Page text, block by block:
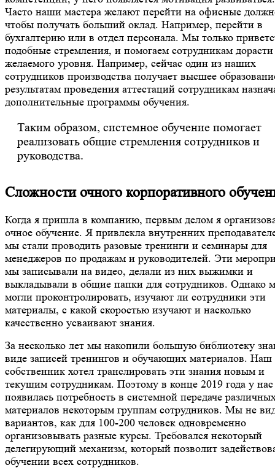
Часто наши мастера желают перейти на офисные
чтобы получать больший оклад. Например, перейти в
бухгалтерию или в отдел персонала. Мы только
подобные стремления, и помогаем сотрудникам
желаемого уровня. Например, сейчас один из наших
сотрудников производства получает высшее
результатам проведения аттестаций сотрудникам
дополнительные программы обучения.
Таким образом, системное обучение помогает
реализовать общие стремления сотрудников и
руководства.
Сложности очного корпоративного
Когда я пришла в компанию, первым делом я
очное обучение. Я привлекла внутренних
мы стали проводить разовые тренинги и семинары для
менеджеров по продажам и руководителей. Эти
мы записывали на видео, делали из них выжимки и
выкладывали в общие папки для сотрудников. Однако
могли проконтролировать, изучают ли сотрудники эти
материалы, с какой скоростью изучают и насколько
качественно усваивают знания.
За несколько лет мы накопили большую библиотеку
виде записей тренингов и обучающих материалов. Наш
собственник хотел транслировать эти знания новым и
текущим сотрудникам. Поэтому в конце 2019 года у нас
появилась потребность в системной передаче
материалов некоторым группам сотрудников. Мы не
вариантов, как для 100-200 человек одновременно
организовывать разные курсы. Требовался некоторый
делегирующий механизм, который позволит
обучении всех сотрудников.